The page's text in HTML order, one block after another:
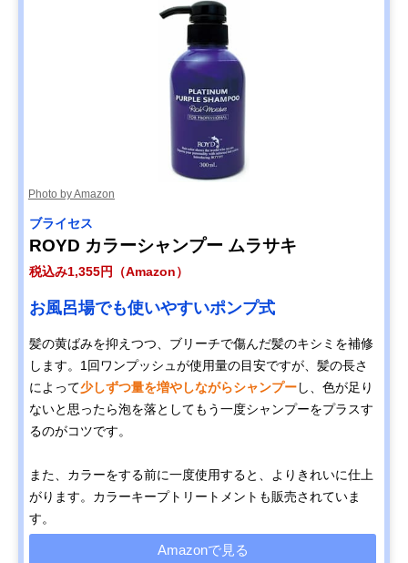
Photo by Amazon
ブライセス
ROYD カラーシャンプー ムラサキ
税込み1,355円（Amazon）
お風呂場でも使いやすいポンプ式
髪の黄ばみを抑えつつ、ブリーチで傷んだ髪のキシミを補修
します。1回ワンプッシュが使用量の目安ですが、髪の長さ
によって少しずつ量を増やしながらシャンプーし、色が足り
ないと思ったら泡を落としてもう一度シャンプーをプラスす
るのがコツです。
また、カラーをする前に一度使用すると、よりきれいに仕上
がります。カラーキープトリートメントも販売されていま
す。
Amazonで見る